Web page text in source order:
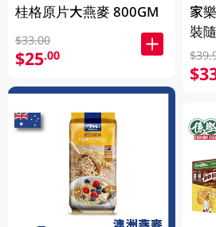
桂格原片大燕麥 800GM
$33.00
$25.00
家
裝